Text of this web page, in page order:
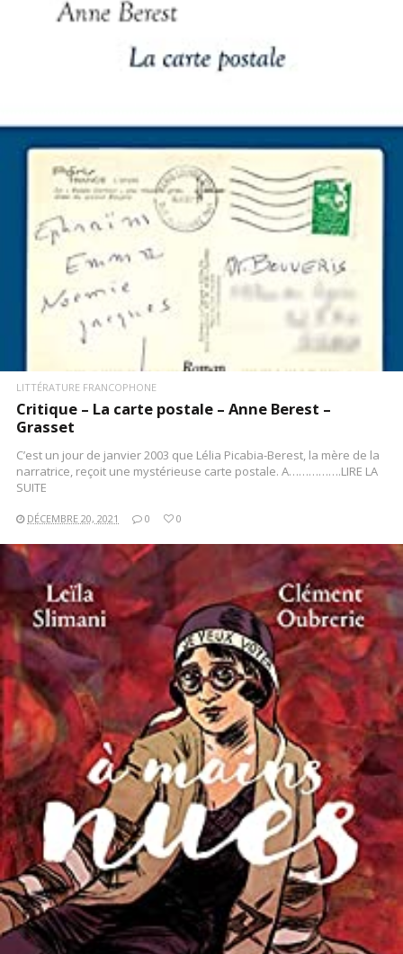
LITTÉRATURE FRANCOPHONE
Critique – La carte postale – Anne Berest –
Grasset
C’est un jour de janvier 2003 que Lélia Picabia-Berest, la mère de la
narratrice, reçoit une mystérieuse carte postale. A…………….LIRE LA
SUITE
DÉCEMBRE 20, 2021 0 0
LIRE LA SUITE